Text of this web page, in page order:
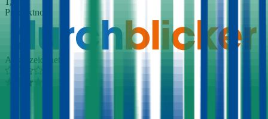
Produktnote
Ausgezeichnet